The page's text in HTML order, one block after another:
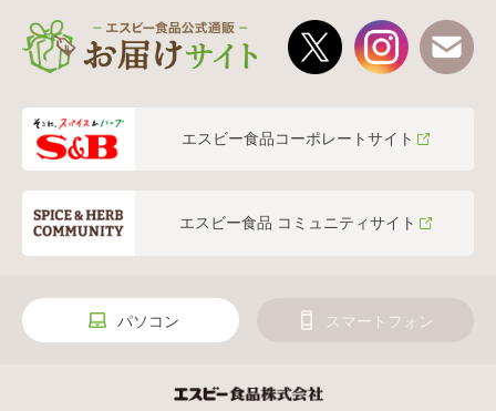
エスビー食品コーポレートサイト
エスビー食品 コミュニティサイト
パソコン スマートフォン